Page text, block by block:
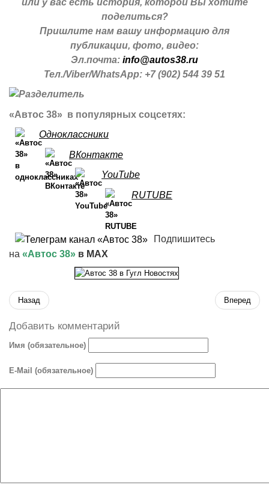
поделиться?
Пришлите нам вашу информацию для
публикации, фото, видео:
Эл.почта: info@autos38.ru
Тел./Viber/WhatsApp: +7 (902) 544 39 51
«Автос 38» в популярных соцсетях:
Одноклассники
ВКонтакте
YouTube
RUTUBE
Подпишитесь
на «Автос 38» в MAX
Назад Вперед
Добавить комментарий
Имя (обязательное)
E-Mail (обязательное)